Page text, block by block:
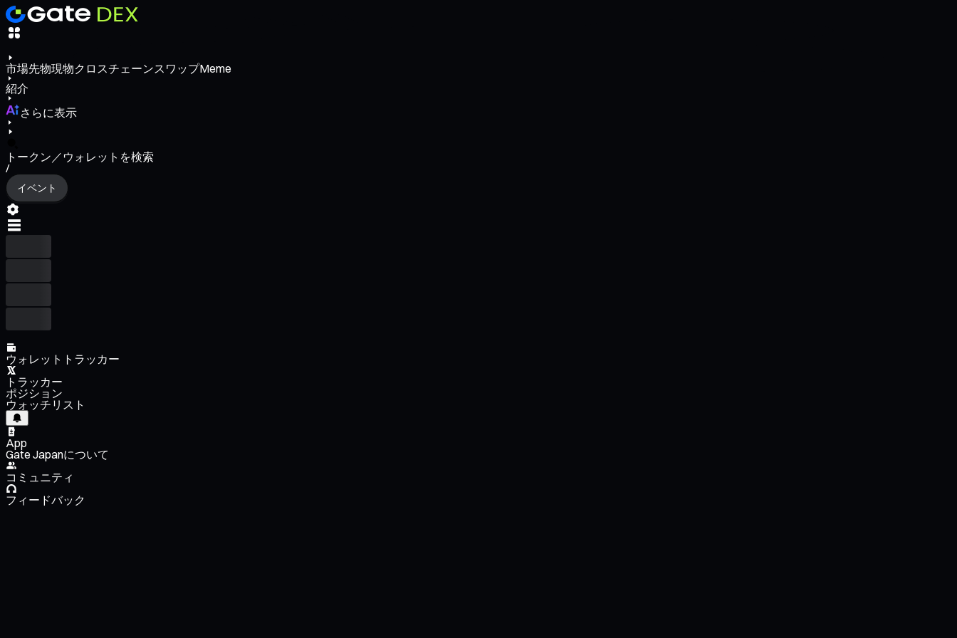
市場先物現物クロスチェーンスワップMeme
紹介
さらに表示
トークン／ウォレットを検索
/
イベント
ウォレットトラッカー
トラッカー
ポジション
ウォッチリスト
App
Gate Japanについて
コミュニティ
フィードバック